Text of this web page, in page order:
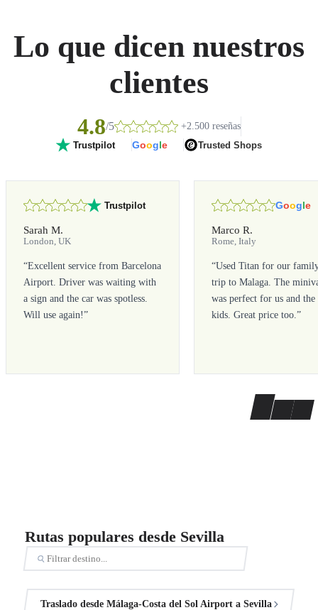
Lo que dicen nuestros
clientes
4.8/5 +2.500 reseñas
Trustpilot Google Trusted Shops
Trustpilot
Sarah M.
London, UK
“Excellent service from Barcelona
Airport. Driver was waiting with
a sign and the car was spotless.
Will use again!”
Google
Marco R.
Rome, Italy
“Used Titan for our
trip to Malaga. The
was perfect for us and the
kids. Great price too.”
Rutas populares desde Sevilla
Traslado desde Málaga-Costa del Sol Airport a Sevilla